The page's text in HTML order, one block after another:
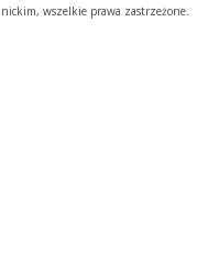
wszelkie prawa zastrzeżone.